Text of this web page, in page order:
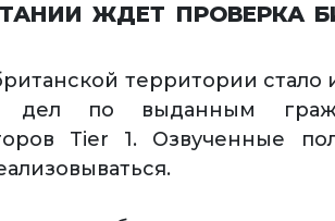
ЖДЕТ ПРОВЕРКА
территории стало
дел по выданным
Tier 1. Озвученные